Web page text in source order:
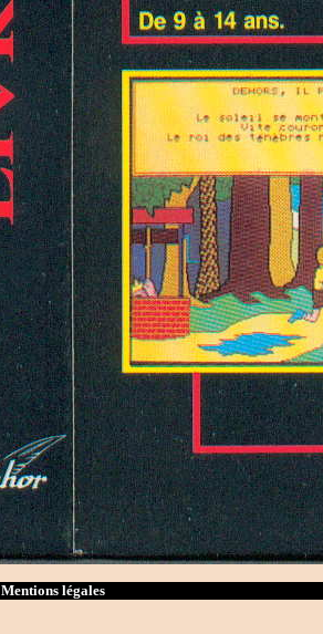
Mentions légales